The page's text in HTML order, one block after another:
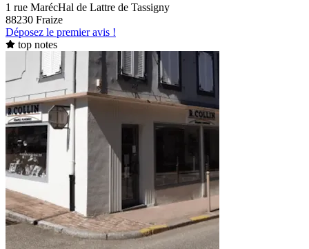
1 rue MarécHal de Lattre de Tassigny
88230 Fraize
Déposez le premier avis !
top notes